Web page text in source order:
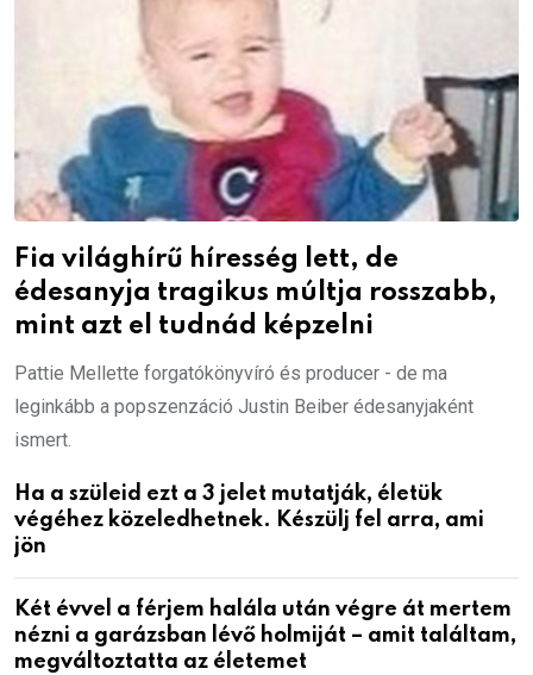
Fia világhírű híresség lett, de
édesanyja tragikus múltja rosszabb,
mint azt el tudnád képzelni
Pattie Mellette forgatókönyvíró és producer - de ma
leginkább a popszenzáció Justin Beiber édesanyjaként
ismert.
Ha a szüleid ezt a 3 jelet mutatják, életük
végéhez közeledhetnek. Készülj fel arra, ami
jön
Két évvel a férjem halála után végre át mertem
nézni a garázsban lévő holmiját – amit találtam,
megváltoztatta az életemet